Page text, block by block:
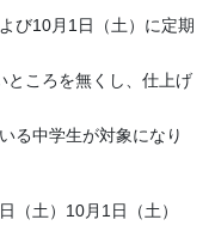
び10月1日（土）に定期
ところを無くし、仕上げ
る中学生が対象になり
土）10月1日（土）